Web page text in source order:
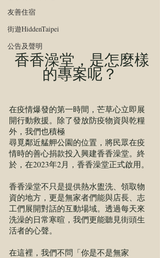
友善住宿
街遊HiddenTaipei
公告及聲明
的專案呢？
在疫情爆發的第一時間，芒草心立即展
開行動救援。除了發放防疫物資與乾糧
外，我們也積極
尋覓鄰近艋舺公園的位置，將民眾在疫
情時的善心捐款投入興建香香澡堂。終
於，在2023年2月，香香澡堂正式啟用。
香香澡堂不只是提供熱水盥洗、領取物
資的地方，更是無家者們能與店長、志
工們展開對話的互動場域。透過每天來
洗澡的日常寒暄，我們更能聽見街頭生
活者的心聲。
在這裡，我們不問「你是不是無家